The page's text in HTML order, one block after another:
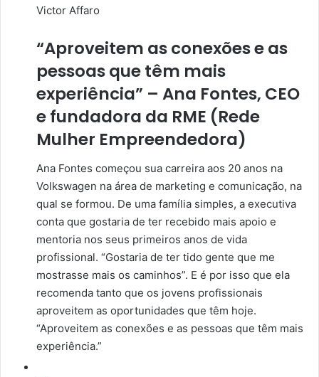
Victor Affaro
“Aproveitem as conexões e as
pessoas que têm mais
experiência” – Ana Fontes, CEO
e fundadora da RME (Rede
Mulher Empreendedora)
Ana Fontes começou sua carreira aos 20 anos na
Volkswagen na área de marketing e comunicação, na
qual se formou. De uma família simples, a executiva
conta que gostaria de ter recebido mais apoio e
mentoria nos seus primeiros anos de vida
profissional. “Gostaria de ter tido gente que me
mostrasse mais os caminhos”. E é por isso que ela
recomenda tanto que os jovens profissionais
aproveitem as oportunidades que têm hoje.
“Aproveitem as conexões e as pessoas que têm mais
experiência.”